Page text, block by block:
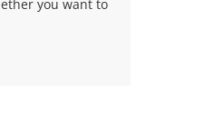
you want to